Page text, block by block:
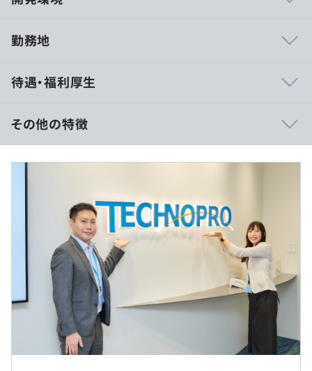
自社研修以外にもUdemyやAidemyなどの外部e-Learning
技術研修数：1,092研修
ヒューマン&ビジネス系研修：155研修
《これまでに研修を受講したエンジニアは97,492名》
階層別、職能別、目的・課題別の研修プログラムを200種
いつでも学ぶことができます。
さらに、技術研修事業を手がけるグループ会社が運営す
る、
全国60校以上の外部スクールも活用OK！多様なニーズに
対応しています。
その他にもさまざまなプログラムを用意しております。
プロジェクトごとに選択
勤務地
待遇・福利厚生
月給：47万円～63万円
賞与年2回（昨年度実績3.85ヶ月分）
※能力・経験・年齢等を考慮の上、当社規程に従って決定
残業代は固定支給ではなく、1分単位で残業手当を支給し
ます。
60歳定年制のため、60歳以降は月俸制（契約社員）とな
ります。
【年収例】
設計経験（2年～5年程度）：450万円～800万円
その他の特徴